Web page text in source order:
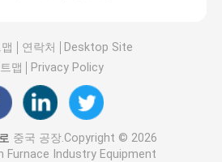
연락처
Desktop Site
맵
Privacy Policy
중국 공장.Copyright © 2026
Furnace Industry Equipment